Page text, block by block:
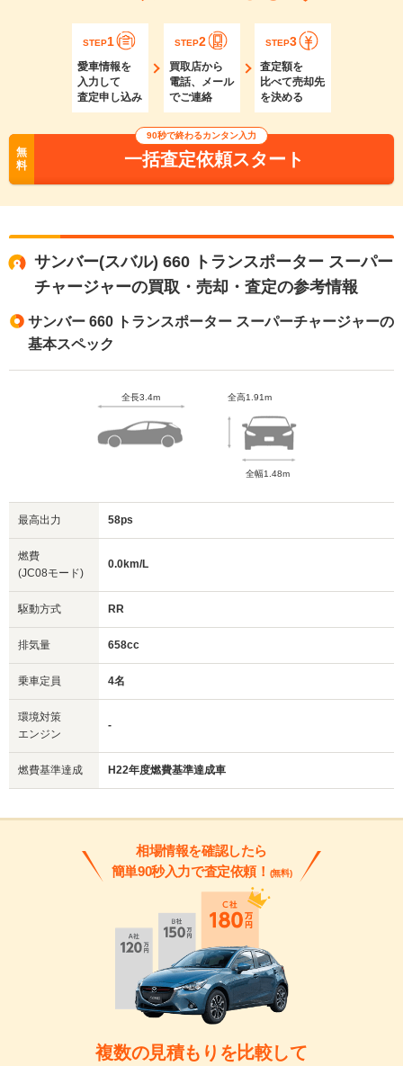
STEP1
愛車情報を
入力して
査定申し込み
STEP2
買取店から
電話、メール
でご連絡
STEP3
査定額を
比べて売却先
を決める
無
料
90秒で終わるカンタン入力
一括査定依頼スタート
サンバー(スバル) 660 トランスポーター スーパー
チャージャーの買取・売却・査定の参考情報
サンバー 660 トランスポーター スーパーチャージャーの
基本スペック
全長3.4m 全高1.91m
全幅1.48m
最高出力 58ps
燃費
(JC08モード)
0.0km/L
駆動方式 RR
排気量 658cc
乗車定員 4名
環境対策
エンジン
-
燃費基準達成 H22年度燃費基準達成車
相場情報を確認したら
簡単90秒入力で査定依頼！ (無料)
複数の見積もりを比較して